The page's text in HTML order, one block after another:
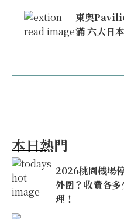
東奧
滿 六大日
本日熱門
2026桃園機場
外圍？收費各
理！